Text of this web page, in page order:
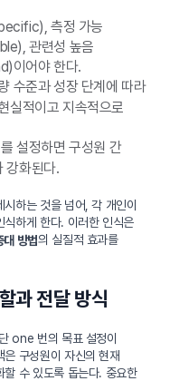
측정 가능
관련성 높음
이어야 한다.
수준과 성장 단계에 따라
실적이고 지속적으로
설정하면 구성원 간
강화된다.
하는 것을 넘어, 각 개인이
하게 한다. 이러한 인식은
대 방법의 실질적 효과를
과 전달 방식
one 번의 목표 설정이
구성원이 자신의 현재
수 있도록 돕는다. 중요한